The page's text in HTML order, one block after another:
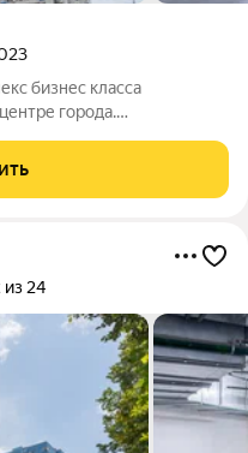
бизнес класса
площадью 17,17 и 16,22
и выходом
из 24